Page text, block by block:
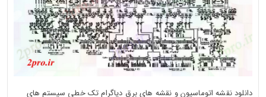
دانلود نقشه اتوماسیون و نقشه های برق دیاگرام تک خطی سیستم های